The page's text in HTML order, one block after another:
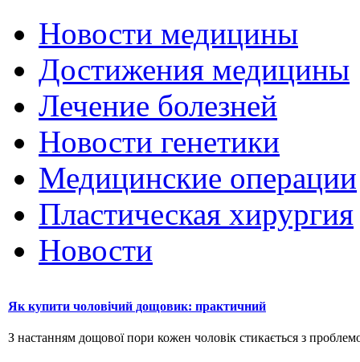
Новости медицины
Достижения медицины
Лечение болезней
Новости генетики
Медицинские операции
Пластическая хирургия
Новости
Як купити чоловічий дощовик: практичний
З настанням дощової пори кожен чоловік стикається з